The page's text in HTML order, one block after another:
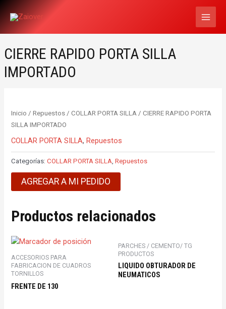
CIERRE RAPIDO PORTA SILLA
IMPORTADO
Inicio /Repuestos /COLLAR PORTA SILLA / CIERRE RAPIDO PORTA
SILLA IMPORTADO
COLLAR PORTA SILLA,Repuestos
Categorías:COLLAR PORTA SILLA,Repuestos
AGREGAR A MI PEDIDO
Productos relacionados
ACCESORIOS PARA
FABRICACION DE CUADROS
TORNILLOS
FRENTE DE 130
PARCHES / CEMENTO/ TG
PRODUCTOS
LIQUIDO OBTURADOR DE
NEUMATICOS